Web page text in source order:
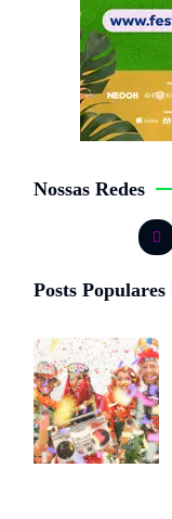
Nossas Redes
Posts Populares